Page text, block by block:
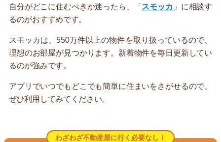
自分がどこに住むべきか迷ったら、「 スモッカ 」に相談す
るのがおすすめです。
スモッカは、550万件以上の物件を取り扱っているので、
理想のお部屋が見つかります。新着物件を毎日更新してい
るのが強みです。
アプリでいつでもどこでも簡単に住まいをさがせるので、
ぜひ利用してみてください。
わざわざ不動産屋に行く必要なし！